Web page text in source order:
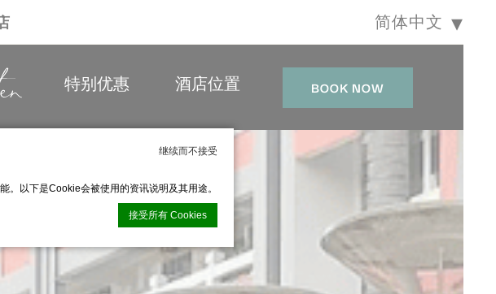
继续而不接受
。以下是Cookie会被使用的资讯说明及其用途。
接受所有 Cookies
简体中文
特别优惠 酒店位置 BOOK NOW